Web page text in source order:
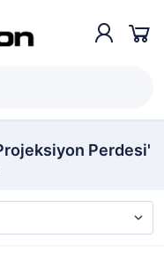
Perdesi'